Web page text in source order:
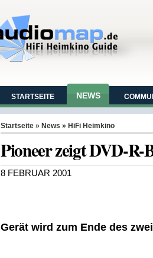
STARTSEITE NEWS
Startseite » News » HiFi Heimkino
Pioneer zeigt DVD-
8 FEBRUAR 2001
Gerät wird zum Ende des